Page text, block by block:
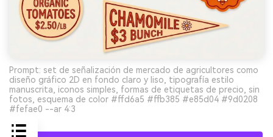
Prompt: set de señalización de mercado de agricultores como
diseño gráfico 2D en fondo claro y liso, tipografía estilo
manuscrita, iconos simples, formas de etiquetas de precio, sin
fotos, esquema de color #ffd6a5 #ffb385 #e85d04 #9d0208
#fefae0 --ar 4:3